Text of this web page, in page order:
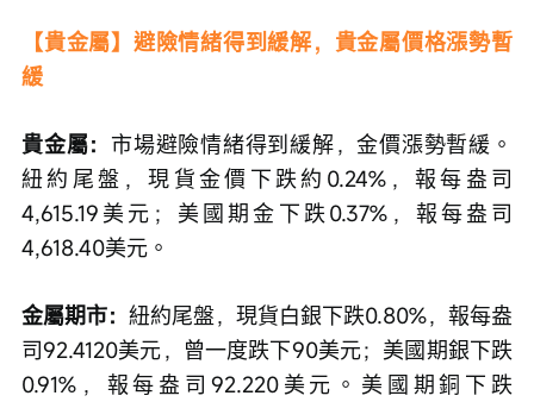
【貴金屬】避險情緒得到緩解，貴金屬價格漲勢暫
緩
貴金屬： 市場避險情緒得到緩解，金價漲勢暫緩。
紐約尾盤，現貨金價下跌約0.24%，報每盎司
4,615.19美元；美國期金下跌0.37%，報每盎司
4,618.40美元。
金屬期市： 紐約尾盤，現貨白銀下跌0.80%，報每盎
司92.4120美元，曾一度跌下90美元；美國期銀下跌
0.91%，報每盎司92.220美元。美國期銅下跌